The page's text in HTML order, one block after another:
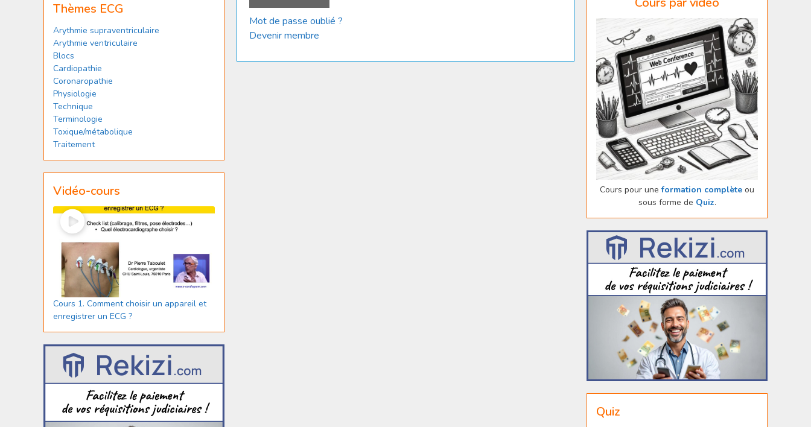
Mot de passe oublié ?
Devenir membre
Thèmes ECG
Arythmie supraventriculaire
Arythmie ventriculaire
Blocs
Cardiopathie
Coronaropathie
Physiologie
Technique
Terminologie
Toxique/métabolique
Traitement
Vidéo-cours
Cours 1. Comment choisir un appareil et
enregistrer un ECG ?
Cours pour uneformation complète ou
sous forme de Quiz.
Quiz